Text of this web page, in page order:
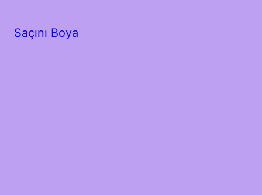
Saçını Boya